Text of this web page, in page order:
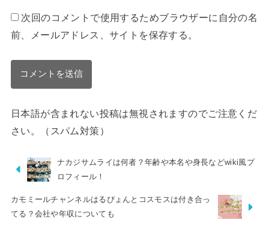
次回のコメントで使用するためブラウザーに自分の名
前、メールアドレス、サイトを保存する。
日本語が含まれない投稿は無視されますのでご注意くだ
さい。（スパム対策）
ナカジサムライは何者？年齢や本名や身長などwiki風プ
ロフィール！
カモミールチャンネルはるぴょんとコスモスは付き合っ
てる？会社や年収についても